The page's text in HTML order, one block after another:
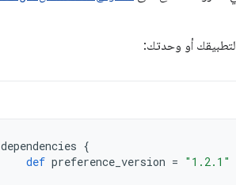
لتطبيقك أو وحدتك:
dependencies {
def preference_version = "1.2.1"